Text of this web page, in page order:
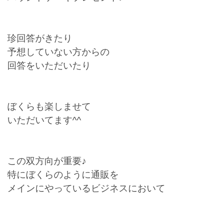
珍回答がきたり
予想していない方からの
回答をいただいたり
ぼくらも楽しませて
いただいてます^^
この双方向が重要♪
特にぼくらのように通販を
メインにやっているビジネスにおいて